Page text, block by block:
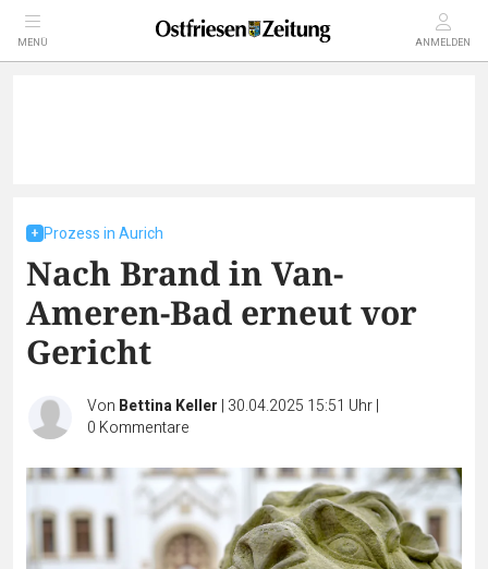
MENÜ ANMELDEN
Prozess in Aurich
Nach Brand in Van-
Ameren-Bad erneut vor
Gericht
Von Bettina Keller | 30.04.2025 15:51 Uhr|
0 Kommentare